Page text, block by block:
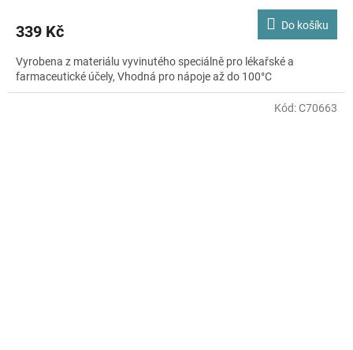
339 Kč Do košíku
Vyrobena z materiálu vyvinutého speciálně pro lékařské a
farmaceutické účely, Vhodná pro nápoje až do 100°C
Kód:C70663